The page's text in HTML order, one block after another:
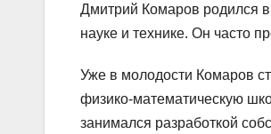
Дмитрий Комаров родился
науке и технике. Он часто
Уже в молодости Комаров
физико-математическую
занимался разработкой